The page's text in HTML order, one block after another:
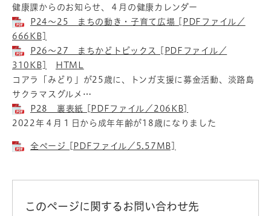
健康課からのお知らせ、４月の健康カレンダー
P24～25 まちの動き・子育て広場 [PDFファイル／
666KB]
P26～27 まちかどトピックス [PDFファイル／
310KB]
HTML
コアラ「みどり」が25歳に、トンガ支援に募金活動、淡路島
サクラマスグルメ…
P28 裏表紙 [PDFファイル／206KB]
2022年４月１日から成年年齢が18歳になりました
全ページ [PDFファイル／5.57MB]
このページに関するお問い合わせ先